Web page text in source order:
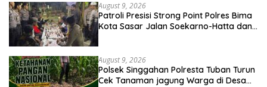
August 9, 2026
Patroli Presisi Strong Point Polres Bima
Kota Sasar Jalan Soekarno-Hatta dan
August 9, 2026
Polsek Singgahan Polresta Tuban Turun
Cek Tanaman jagung Warga di Desa